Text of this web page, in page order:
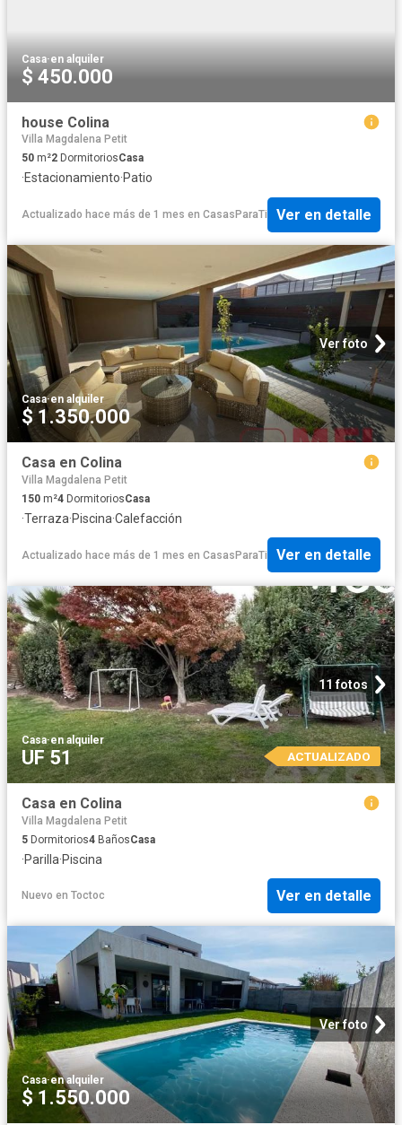
Casa·en alquiler
$ 450.000
house Colina
Villa Magdalena Petit
50 m²2 DormitoriosCasa
·Estacionamiento·Patio
Actualizado hace más de 1 mes en CasasParaTi Ver en detalle
Ver foto
Casa·en alquiler
$ 1.350.000
Casa en Colina
Villa Magdalena Petit
150 m²4 DormitoriosCasa
·Terraza·Piscina·Calefacción
Actualizado hace más de 1 mes en CasasParaTi Ver en detalle
11 fotos
Casa·en alquiler
UF 51 ACTUALIZADO
Casa en Colina
Villa Magdalena Petit
5 Dormitorios4 BañosCasa
·Parilla·Piscina
Nuevo en Toctoc Ver en detalle
Ver foto
Casa·en alquiler
$ 1.550.000